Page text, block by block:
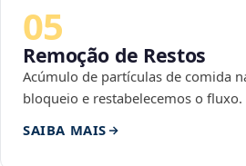
05
Remoção de Restos
Acúmulo de partículas de comida
bloqueio e restabelecemos o fluxo.
SAIBA MAIS